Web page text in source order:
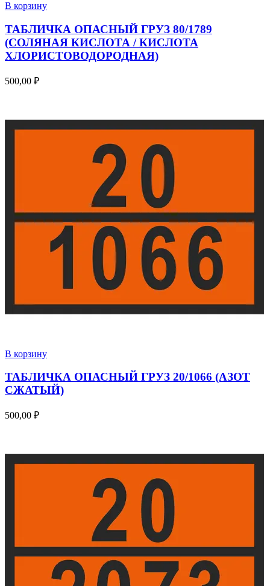
В корзину
ТАБЛИЧКА ОПАСНЫЙ ГРУЗ 80/1789
(СОЛЯНАЯ КИСЛОТА / КИСЛОТА
ХЛОРИСТОВОДОРОДНАЯ)
500,00 ₽
В корзину
ТАБЛИЧКА ОПАСНЫЙ ГРУЗ 20/1066 (АЗОТ
СЖАТЫЙ)
500,00 ₽